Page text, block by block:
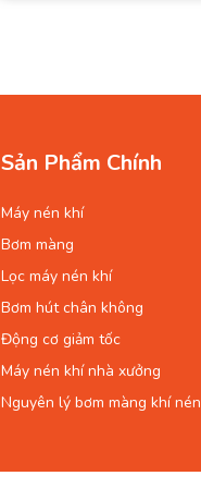
Sản Phẩm Chính
Máy nén khí
Bơm màng
Lọc máy nén khí
Bơm hút chân không
Động cơ giảm tốc
Máy nén khí nhà xưởng
Nguyên lý bơm màng khí nén